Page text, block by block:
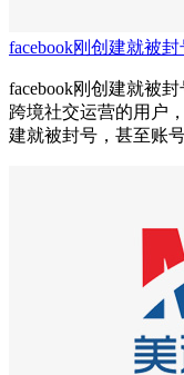
facebook刚创建就被
facebook刚创建就被
跨境社交运营的用户
建就被封号，甚至账